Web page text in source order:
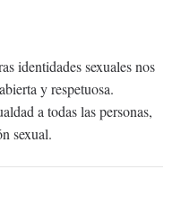
identidades sexuales nos
y respetuosa.
a todas las personas,
sexual.